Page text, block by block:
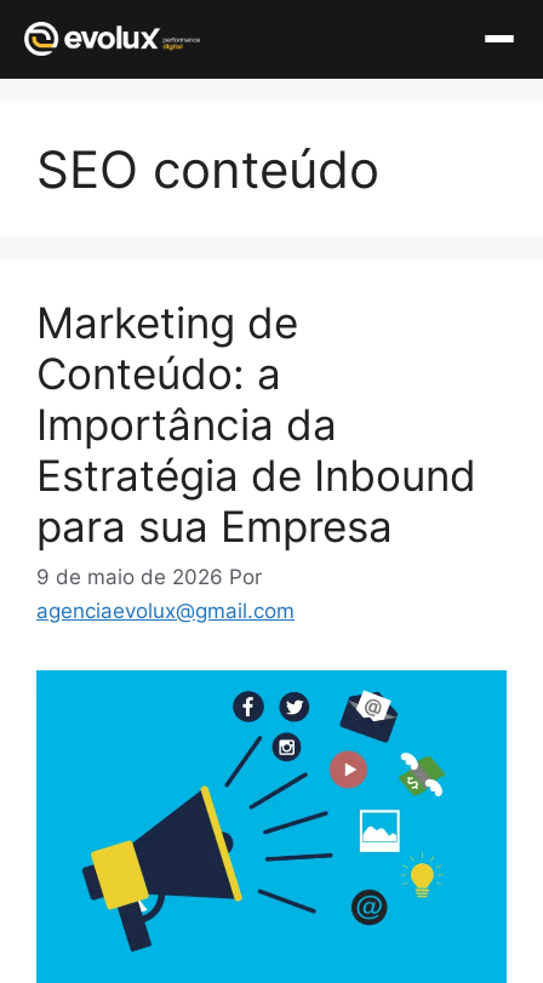
conteúdo
SEO conteúdo
Marketing de
Conteúdo: a
Importância da
Estratégia de Inbound
para sua Empresa
9 de maio de 2026 Por
agenciaevolux@gmail.com